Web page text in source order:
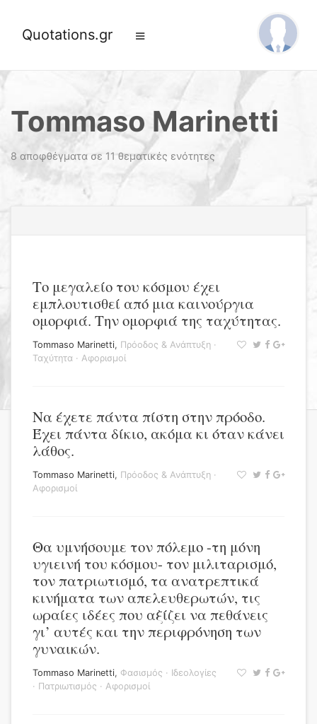
Quotations.gr
Tommaso Marinetti
8 αποφθέγματα σε 11 θεματικές ενότητες
Το μεγαλείο του κόσμου έχει
εμπλουτισθεί από μια καινούργια
ομορφιά. Την ομορφιά της ταχύτητας.
Tommaso Marinetti, Πρόοδος & Ανάπτυξη ·
Ταχύτητα · Αφορισμοί
Να έχετε πάντα πίστη στην πρόοδο.
Έχει πάντα δίκιο, ακόμα κι όταν κάνει
λάθος.
Tommaso Marinetti, Πρόοδος & Ανάπτυξη ·
Αφορισμοί
Θα υμνήσουμε τον πόλεμο -τη μόνη
υγιεινή του κόσμου- τον μιλιταρισμό,
τον πατριωτισμό, τα ανατρεπτικά
κινήματα των απελευθερωτών, τις
ωραίες ιδέες που αξίζει να πεθάνεις
γι’ αυτές και την περιφρόνηση των
γυναικών.
Tommaso Marinetti, Φασισμός · Ιδεολογίες
· Πατριωτισμός · Αφορισμοί